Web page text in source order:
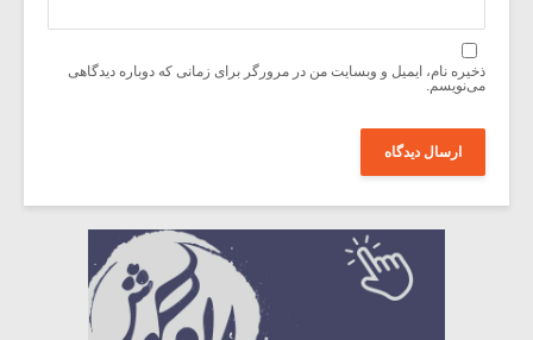
ذخیره نام، ایمیل و وبسایت من در مرورگر برای زمانی که دوباره دیدگاهی
می‌نویسم.